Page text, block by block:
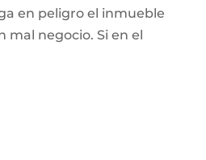
en peligro el inmueble
mal negocio. Si en el